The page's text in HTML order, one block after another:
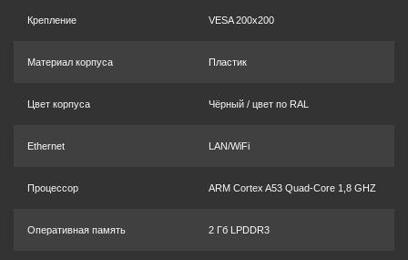
Крепление VESA 200x200
Материал корпуса Пластик
Цвет корпуса Чёрный / цвет по RAL
Ethernet LAN/WiFi
Процессор ARM Cortex A53 Quad-Core 1,8 GHZ
Оперативная память 2 Гб LPDDR3